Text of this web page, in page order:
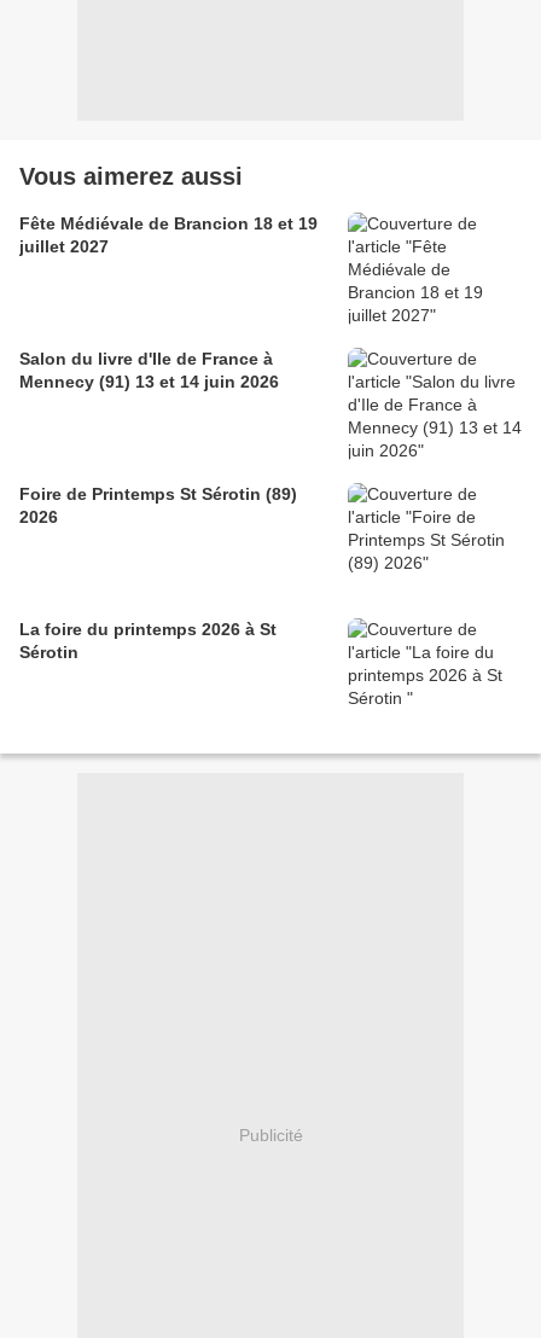
Vous aimerez aussi
Fête Médiévale de Brancion 18 et 19
juillet 2027
Salon du livre d'Ile de France à
Mennecy (91) 13 et 14 juin 2026
Foire de Printemps St Sérotin (89)
2026
La foire du printemps 2026 à St
Sérotin
Publicité